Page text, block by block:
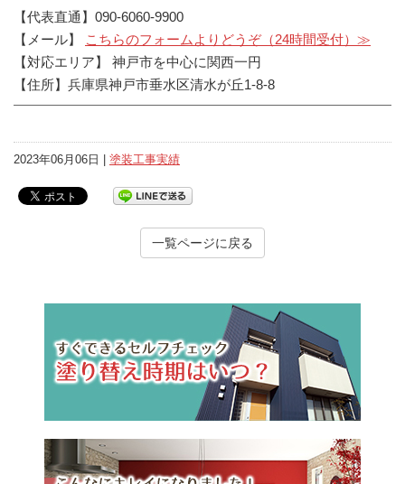
【代表直通】090-6060-9900
【メール】
こちらのフォームよりどうぞ（24時間受付）≫
【対応エリア】 神戸市を中心に関西一円
【住所】兵庫県神戸市垂水区清水が丘1-8-8
2023年06月06日 | 塗装工事実績
一覧ページに戻る